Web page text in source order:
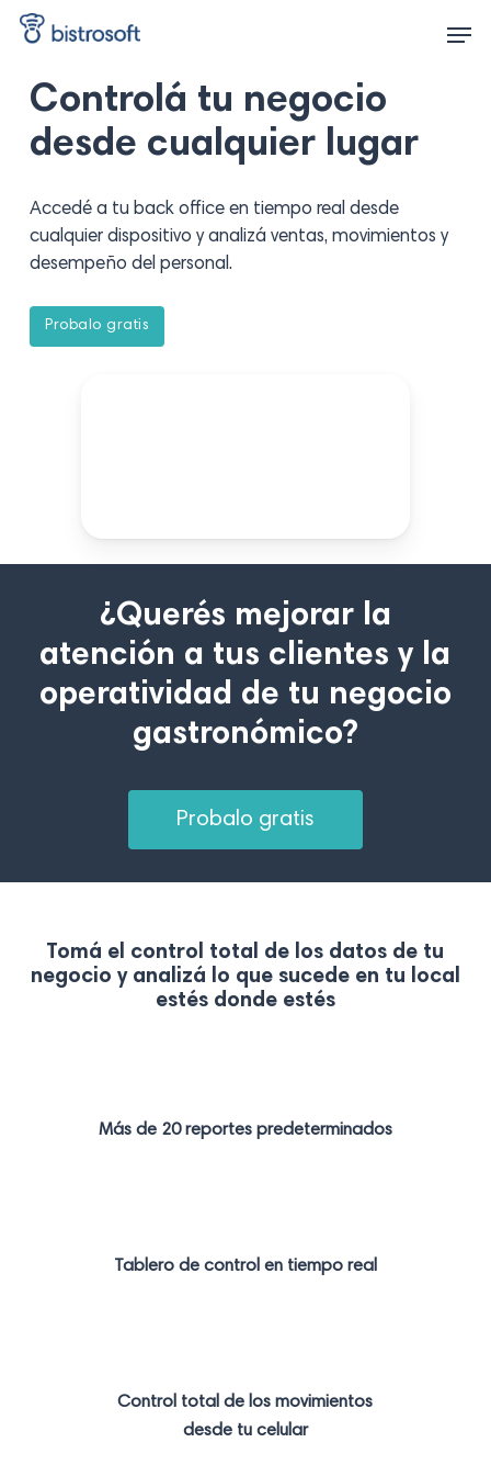
Skip
contentControlá tu negocio
desde cualquier lugar
Accedé a tu back office en tiempo real desde
cualquier dispositivo y analizá ventas, movimientos y
desempeño del personal.
Probalo gratis
¿Querés mejorar la
atención a tus clientes y la
operatividad de tu negocio
gastronómico?
Proba o gratis
Tomá el control total de los datos de tu
negocio y analizá lo que sucede en tu local
estés donde estés
Más de 20 reportes predeterminados
Tablero de control en tiempo real
Control total de los movimientos
desde tu celular